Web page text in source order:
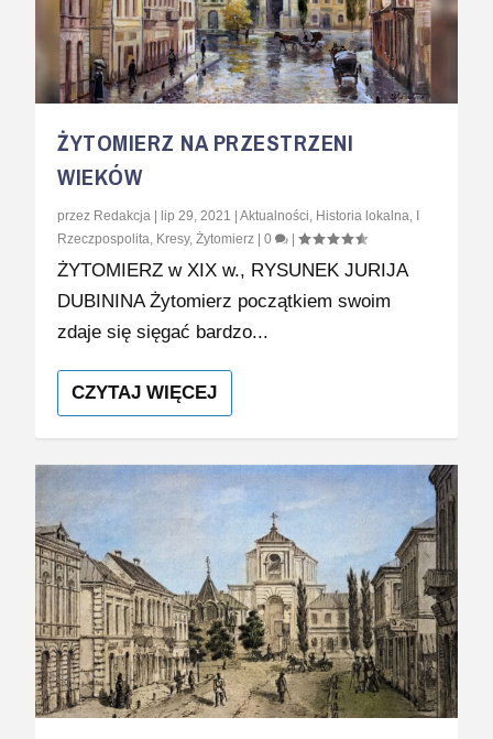
ŻYTOMIERZ NA PRZESTRZENI
WIEKÓW
przez Redakcja lip 29, 2021 |Aktualności, Historia lokalna,
Rzeczpospolita, Kresy,Żytomierz |0 |
ŻYTOMIERZ w XIX w., RYSUNEK JURIJA
DUBININA Żytomierz początkiem swoim
zdaje się sięgać bardzo...
CZYTAJ WIĘCEJ